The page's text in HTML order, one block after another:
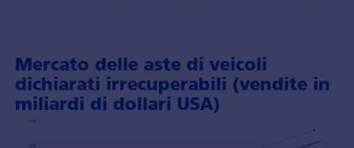
Mercato delle aste di veicoli
dichiarati irrecuperabili (vendite in
miliardi di dollari USA)